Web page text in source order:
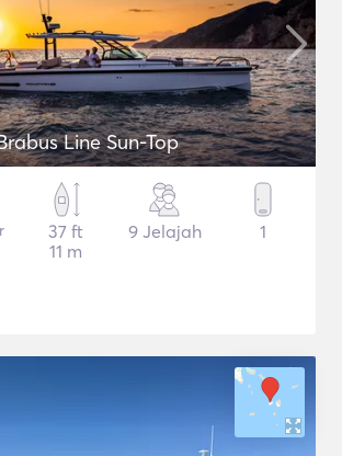
Line Sun-Top
37 ft
11 m
9 Jelajah 1